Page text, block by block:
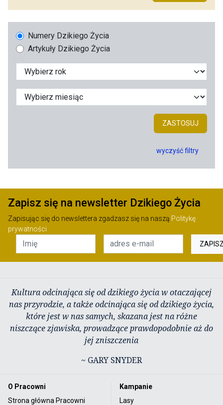
Numery Dzikiego Życia
Artykuły Dzikiego Życia
ZASTOSUJ
wyczyść filtry
Zapisz się na newsletter Dzikiego Życia
Zapisując się do newslettera zgadzasz się na naszą Politykę
prywatności
Kultura odcinająca się od dzikiego życia w otaczającej
nas przyrodzie, a także odcinająca się od dzikiego życia,
które jest w nas samych, skazana jest na różne
niszczące zjawiska, prowadzące prawdopodobnie aż do
jej zniszczenia
~ GARY SNYDER
O Pracowni
Strona główna Pracowni
Kampanie
Lasy